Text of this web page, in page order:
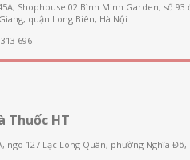
Shophouse 02 Bình Minh Garden, số
quận Long Biên, Hà Nội
696
Thuốc HT
ngõ 127 Lạc Long Quân, phường Nghĩa